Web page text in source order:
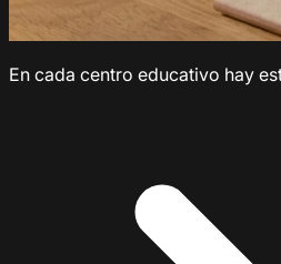
En cada centro educativo hay